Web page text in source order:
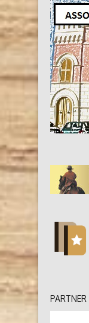
PARTNER